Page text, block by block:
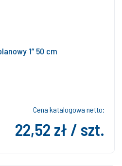
1” 50 cm
Cena katalogowa netto:
22,52 zł / szt.